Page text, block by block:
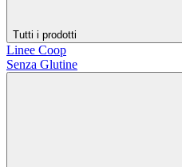
Tutti i prodotti
Linee Coop
Senza Glutine